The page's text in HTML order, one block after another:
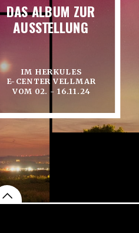
DAS ALBUM ZUR
AUSSTELLUNG
IM HERKULES
E-CENTER VELLMAR
VOM 02. - 16.11.24